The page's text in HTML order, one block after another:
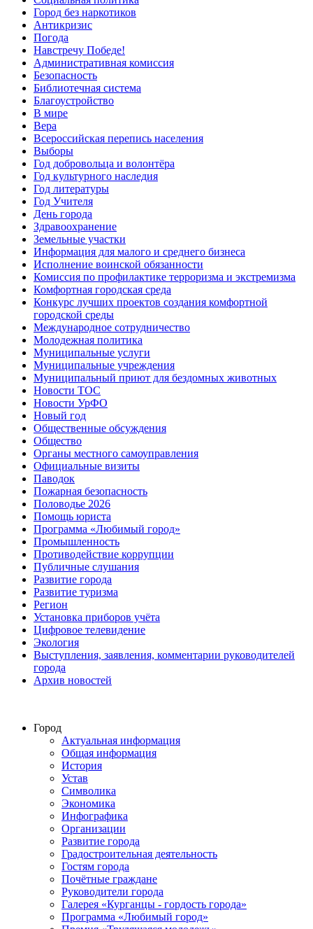
Город без наркотиков
Антикризис
Погода
Навстречу Победе!
Административная комиссия
Безопасность
Библиотечная система
Благоустройство
В мире
Вера
Всероссийская перепись населения
Выборы
Год добровольца и волонтёра
Год культурного наследия
Год литературы
Год Учителя
День города
Здравоохранение
Земельные участки
Информация для малого и среднего бизнеса
Исполнение воинской обязанности
Комиссия по профилактике терроризма и экстремизма
Комфортная городская среда
Конкурс лучших проектов создания комфортной
городской среды
Международное сотрудничество
Молодежная политика
Муниципальные услуги
Муниципальные учреждения
Муниципальный приют для бездомных животных
Новости ТОС
Новости УрФО
Новый год
Общественные обсуждения
Общество
Органы местного самоуправления
Официальные визиты
Паводок
Пожарная безопасность
Половодье 2026
Помощь юриста
Программа «Любимый город»
Промышленность
Противодействие коррупции
Публичные слушания
Развитие города
Развитие туризма
Регион
Установка приборов учёта
Цифровое телевидение
Экология
Выступления, заявления, комментарии руководителей
города
Архив новостей
Город
Актуальная информация
Общая информация
История
Устав
Символика
Экономика
Инфографика
Организации
Развитие города
Градостроительная деятельность
Гостям города
Почётные граждане
Руководители города
Галерея «Курганцы - гордость города»
Программа «Любимый город»